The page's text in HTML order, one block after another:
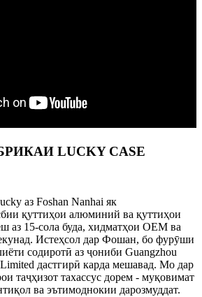
LUCKY CASE
аз Foshan Nanhai як
қуттиҳои алюминий ва қуттиҳои
аз 15-сола буда, хидматҳои OEM ва
Истеҳсол дар Фошан, бо фурӯши
содиротӣ аз ҷониби Guangzhou
дастгирӣ карда мешавад. Мо дар
таҷҳизот тахассус дорем - муқовимат
ва эътимоднокии дарозмуддат.